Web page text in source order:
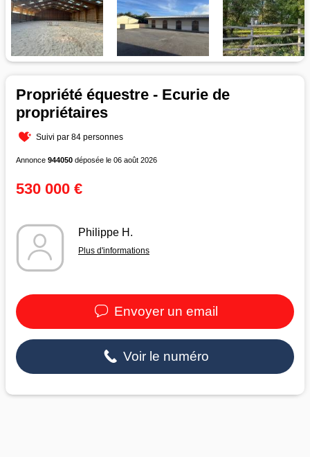
Propriété équestre - Ecurie de
propriétaires
Suivi par 84 personnes
Annonce 944050 déposée le 06 août 2026
530 000 €
Philippe H.
Plus d'informations
Envoyer un email
Voir le numéro